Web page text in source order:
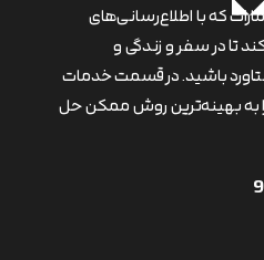
که با اطلاع‌رسانی‌های
تا در سفر و زندگی و
باشید. در قسمت خدمات
به بهینه‌ترین روش ممکن حل